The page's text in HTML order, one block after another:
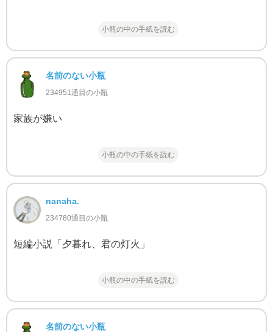
小瓶の中の手紙を読む
名前のない小瓶
234951通目の小瓶
家族が嫌い
小瓶の中の手紙を読む
nanaha.
234780通目の小瓶
短編小説「夕暮れ、君の灯火」
小瓶の中の手紙を読む
名前のない小瓶